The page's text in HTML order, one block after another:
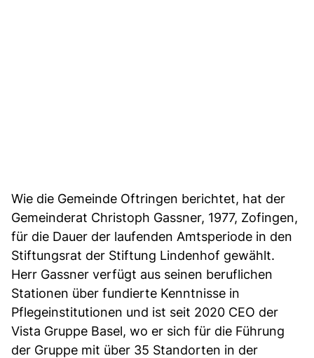
Wie die Gemeinde Oftringen berichtet, hat der
Gemeinderat Christoph Gassner, 1977, Zofingen,
für die Dauer der laufenden Amtsperiode in den
Stiftungsrat der Stiftung Lindenhof gewählt.
Herr Gassner verfügt aus seinen beruflichen
Stationen über fundierte Kenntnisse in
Pflegeinstitutionen und ist seit 2020 CEO der
Vista Gruppe Basel, wo er sich für die Führung
der Gruppe mit über 35 Standorten in der